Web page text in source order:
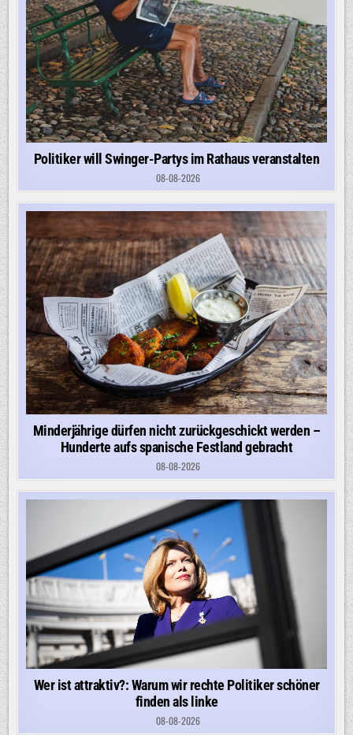
Politiker will Swinger-Partys im Rathaus veranstalten
08-08-2026
Minderjährige dürfen nicht zurückgeschickt werden –
Hunderte aufs spanische Festland gebracht
08-08-2026
Wer ist attraktiv?: Warum wir rechte Politiker schöner
finden als linke
08-08-2026